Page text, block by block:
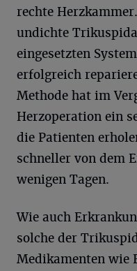
rechte
undichte
eingesetzten
erfolgreich
Methode hat im
Herzoperation ein
die Patienten
schneller von dem
wenigen Tagen.
Wie auch
solche der
Medikamenten wie